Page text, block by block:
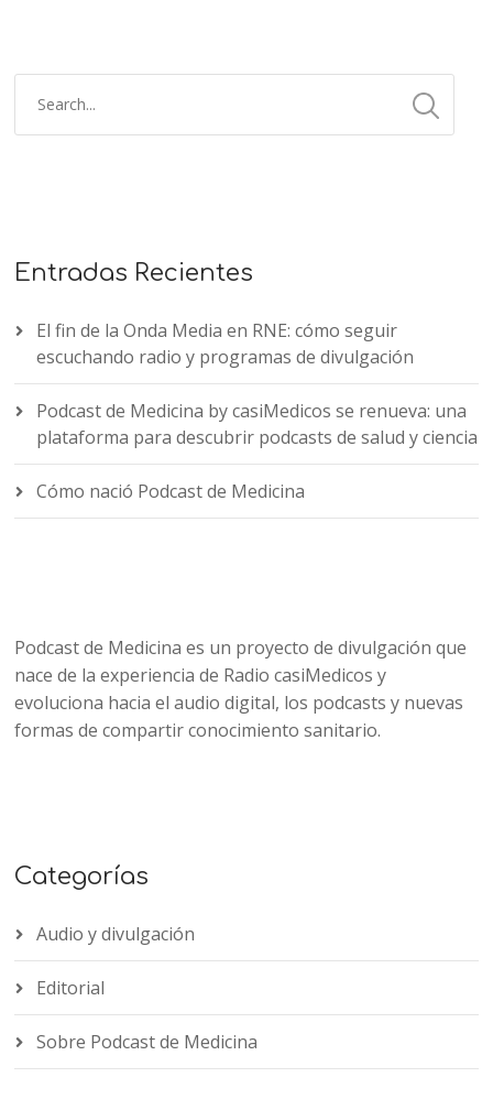
Entradas Recientes
El fin de la Onda Media en RNE: cómo seguir
escuchando radio y programas de divulgación
Podcast de Medicina by casiMedicos se renueva: una
plataforma para descubrir podcasts de salud y ciencia
Cómo nació Podcast de Medicina
Podcast de Medicina es un proyecto de divulgación que
nace de la experiencia de Radio casiMedicos y
evoluciona hacia el audio digital, los podcasts y nuevas
formas de compartir conocimiento sanitario.
Categorías
Audio y divulgación
Editorial
Sobre Podcast de Medicina